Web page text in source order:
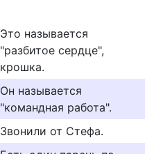
Это называется
"разбитое сердце",
крошка.
Он называется
"командная работа".
Звонили от Стефа.